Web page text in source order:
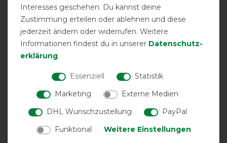
Product Reviews
1
Product Rating
product experience
calculated from 1 customer reviews
Interesses geschehen. Du kannst deine
Zustimmung erteilen oder ablehnen und diese
jederzeit ändern oder widerrufen. Weitere
Informationen findest du in unserer Daten­schutz­
erklärung.
Essenziell
Statistik
Marketing
Externe Medien
DHL Wunschzustellung
PayPal
Funktional
Weitere Einstellungen